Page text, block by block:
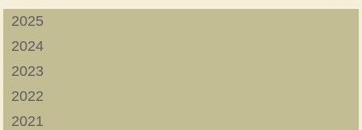
2025
2024
2023
2022
2021